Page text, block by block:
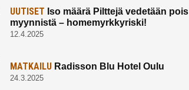
UUTISET Iso määrä Pilttejä vedetään pois
myynnistä – homemyrkkyriski!
12.4.2025
MATKAILU Radisson Blu Hotel Oulu
24.3.2025